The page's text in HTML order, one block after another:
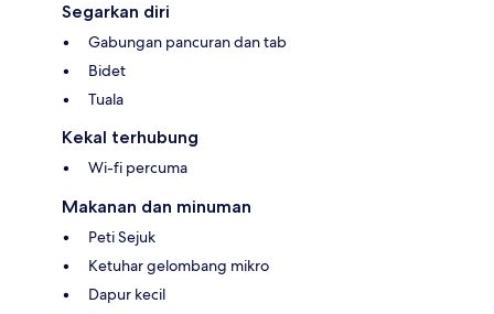
Segarkan diri
Gabungan pancuran dan tab
Bidet
Tuala
Kekal terhubung
Wi-fi percuma
Makanan dan minuman
Peti Sejuk
Ketuhar gelombang mikro
Dapur kecil